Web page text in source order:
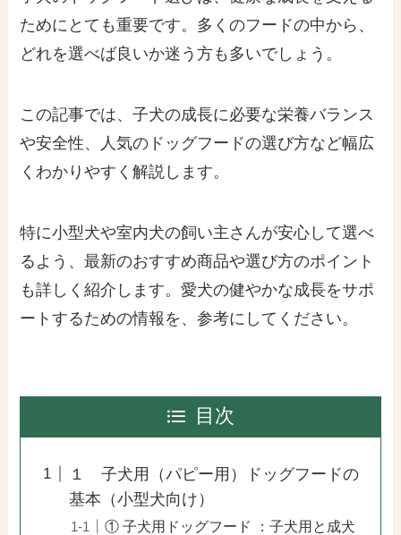
ためにとても重要です。多くのフードの中から、
どれを選べば良いか迷う方も多いでしょう。
この記事では、子犬の成長に必要な栄養バランス
や安全性、人気のドッグフードの選び方など幅広
くわかりやすく解説します。
特に小型犬や室内犬の飼い主さんが安心して選べ
るよう、最新のおすすめ商品や選び方のポイント
も詳しく紹介します。愛犬の健やかな成長をサポ
ートするための情報を、参考にしてください。
目次
１ 子犬用（パピー用）ドッグフードの
基本（小型犬向け）
① 子犬用ドッグフード ：子犬用と成犬